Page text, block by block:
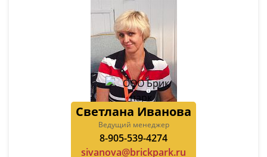
Светлана Иванова
Ведущий менеджер
8-905-539-4274
sivanova@brickpark.ru